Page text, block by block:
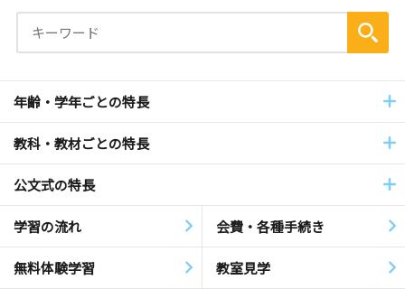
年齢・学年ごとの特長
教科・教材ごとの特長
公文式の特長
学習の流れ 会費・各種手続き
無料体験学習 教室見学